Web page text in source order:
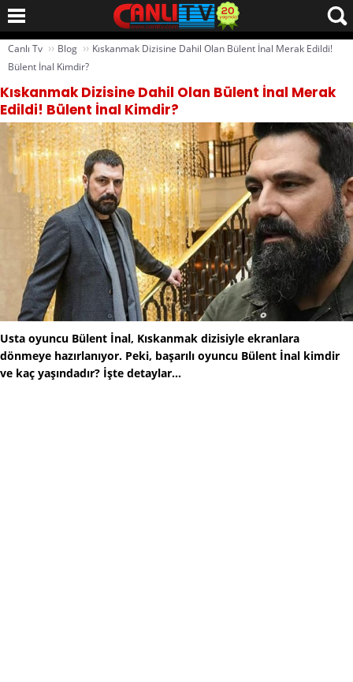
Canlı Tv ›› Blog ›› Kıskanmak Dizisine Dahil Olan Bülent İnal Merak Edildi!
Bülent İnal Kimdir?
Kıskanmak Dizisine Dahil Olan Bülent İnal Merak
Edildi! Bülent İnal Kimdir?
Usta oyuncu Bülent İnal, Kıskanmak dizisiyle ekranlara
dönmeye hazırlanıyor. Peki, başarılı oyuncu Bülent İnal kimdir
ve kaç yaşındadır? İşte detaylar...